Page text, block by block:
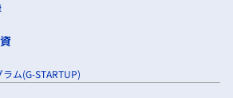
ム(G-STARTUP)